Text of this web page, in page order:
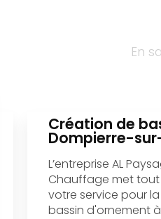
En
Création de
Dompierre-
L’entreprise AL
Chauffage met
votre service pour
bassin d'ornement